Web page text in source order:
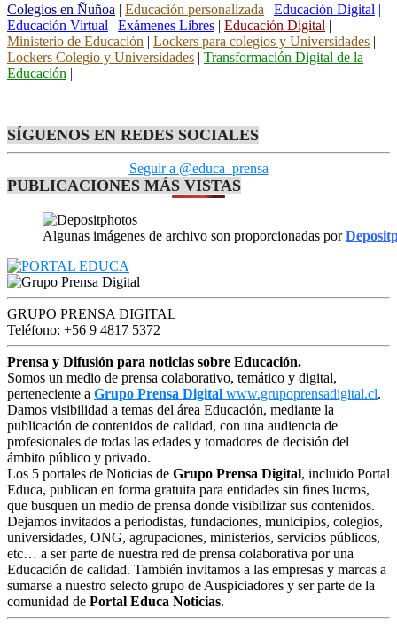
Colegios en Ñuñoa | Educación personalizada | Educación Digital |
Educación Virtual | Exámenes Libres | Educación Digital |
Ministerio de Educación | Lockers para colegios y Universidades |
Lockers Colegio y Universidades | Transformación Digital de la
Educación |
SÍGUENOS EN REDES SOCIALES
Seguir a @educa_prensa
PUBLICACIONES MÁS VISTAS
Algunas imágenes de archivo son proporcionadas por
GRUPO PRENSA DIGITAL
Teléfono: +56 9 4817 5372
Prensa y Difusión para noticias sobre Educación.
Somos un medio de prensa colaborativo, temático y digital,
perteneciente a Grupo Prensa Digital www.grupoprensadigital.cl.
Damos visibilidad a temas del área Educación, mediante la
publicación de contenidos de calidad, con una audiencia de
profesionales de todas las edades y tomadores de decisión del
ámbito público y privado.
Los 5 portales de Noticias de Grupo Prensa Digital, incluido Portal
Educa, publican en forma gratuita para entidades sin fines lucros,
que busquen un medio de prensa donde visibilizar sus contenidos.
Dejamos invitados a periodistas, fundaciones, municipios, colegios,
universidades, ONG, agrupaciones, ministerios, servicios públicos,
etc… a ser parte de nuestra red de prensa colaborativa por una
Educación de calidad. También invitamos a las empresas y marcas a
sumarse a nuestro selecto grupo de Auspiciadores y ser parte de la
comunidad de Portal Educa Noticias.